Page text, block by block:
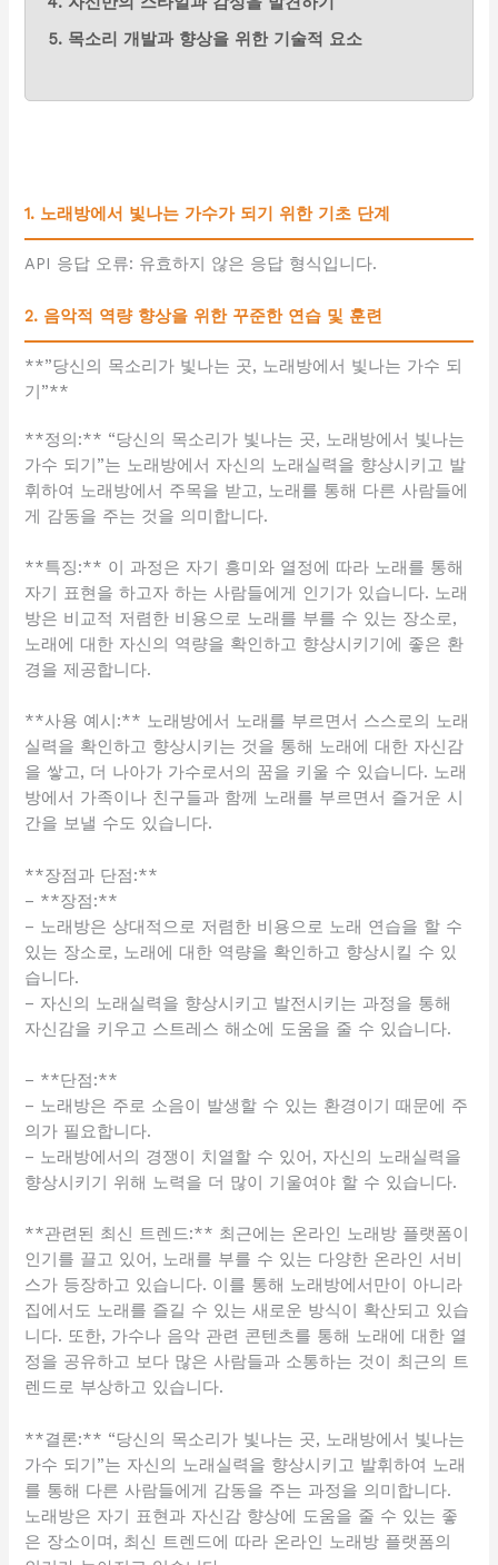
5. 목소리 개발과 향상을 위한 기술적 요소
1. 노래방에서 빛나는 가수가 되기 위한 기초 단계
API 응답 오류: 유효하지 않은 응답 형식입니다.
2. 음악적 역량 향상을 위한 꾸준한 연습 및 훈련
**”당신의 목소리가 빛나는 곳, 노래방에서 빛나는 가수 되
기”**
**정의:** “당신의 목소리가 빛나는 곳, 노래방에서 빛나는
가수 되기”는 노래방에서 자신의 노래실력을 향상시키고 발
휘하여 노래방에서 주목을 받고, 노래를 통해 다른 사람들에
게 감동을 주는 것을 의미합니다.
**특징:** 이 과정은 자기 흥미와 열정에 따라 노래를 통해
자기 표현을 하고자 하는 사람들에게 인기가 있습니다. 노래
방은 비교적 저렴한 비용으로 노래를 부를 수 있는 장소로,
노래에 대한 자신의 역량을 확인하고 향상시키기에 좋은 환
경을 제공합니다.
**사용 예시:** 노래방에서 노래를 부르면서 스스로의 노래
실력을 확인하고 향상시키는 것을 통해 노래에 대한 자신감
을 쌓고, 더 나아가 가수로서의 꿈을 키울 수 있습니다. 노래
방에서 가족이나 친구들과 함께 노래를 부르면서 즐거운 시
간을 보낼 수도 있습니다.
**장점과 단점:**
– **장점:**
– 노래방은 상대적으로 저렴한 비용으로 노래 연습을 할 수
있는 장소로, 노래에 대한 역량을 확인하고 향상시킬 수 있
습니다.
– 자신의 노래실력을 향상시키고 발전시키는 과정을 통해
자신감을 키우고 스트레스 해소에 도움을 줄 수 있습니다.
– **단점:**
– 노래방은 주로 소음이 발생할 수 있는 환경이기 때문에 주
의가 필요합니다.
– 노래방에서의 경쟁이 치열할 수 있어, 자신의 노래실력을
향상시키기 위해 노력을 더 많이 기울여야 할 수 있습니다.
**관련된 최신 트렌드:** 최근에는 온라인 노래방 플랫폼이
인기를 끌고 있어, 노래를 부를 수 있는 다양한 온라인 서비
스가 등장하고 있습니다. 이를 통해 노래방에서만이 아니라
집에서도 노래를 즐길 수 있는 새로운 방식이 확산되고 있습
니다. 또한, 가수나 음악 관련 콘텐츠를 통해 노래에 대한 열
정을 공유하고 보다 많은 사람들과 소통하는 것이 최근의 트
렌드로 부상하고 있습니다.
**결론:** “당신의 목소리가 빛나는 곳, 노래방에서 빛나는
가수 되기”는 자신의 노래실력을 향상시키고 발휘하여 노래
를 통해 다른 사람들에게 감동을 주는 과정을 의미합니다.
노래방은 자기 표현과 자신감 향상에 도움을 줄 수 있는 좋
은 장소이며, 최신 트렌드에 따라 온라인 노래방 플랫폼의